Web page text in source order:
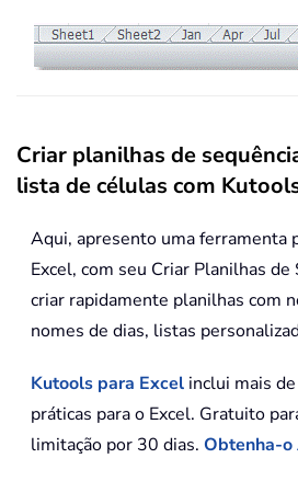
Criar planilhas de
lista de células com
Aqui, apresento uma ferramenta
Excel, com seu Criar Planilhas de
criar rapidamente planilhas com
nomes de dias, listas
Kutools para Excel inclui mais
práticas para o Excel. Gratuito
limitação por 30 dias. Obtenha-o